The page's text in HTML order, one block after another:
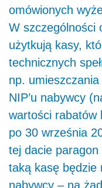
omówionych
W szczególności
użytkują kasy,
technicznych
np.
NIP’u nabywcy
wartości rabatów
po 30 września
tej dacie
taką kasę będzie
nabywcy – na